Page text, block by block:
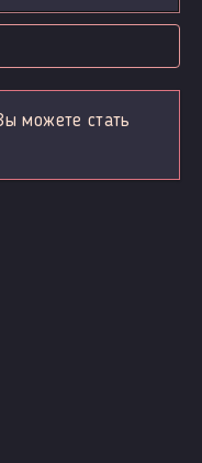
можете стать